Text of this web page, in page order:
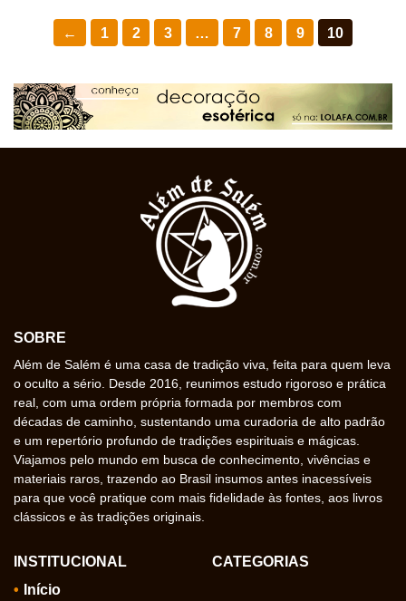
← 1 2 3 … 7 8 9 10
SOBRE
Além de Salém é uma casa de tradição viva, feita para quem leva
o oculto a sério. Desde 2016, reunimos estudo rigoroso e prática
real, com uma ordem própria formada por membros com
décadas de caminho, sustentando uma curadoria de alto padrão
e um repertório profundo de tradições espirituais e mágicas.
Viajamos pelo mundo em busca de conhecimento, vivências e
materiais raros, trazendo ao Brasil insumos antes inacessíveis
para que você pratique com mais fidelidade às fontes, aos livros
clássicos e às tradições originais.
INSTITUCIONAL
Início
CATEGORIAS